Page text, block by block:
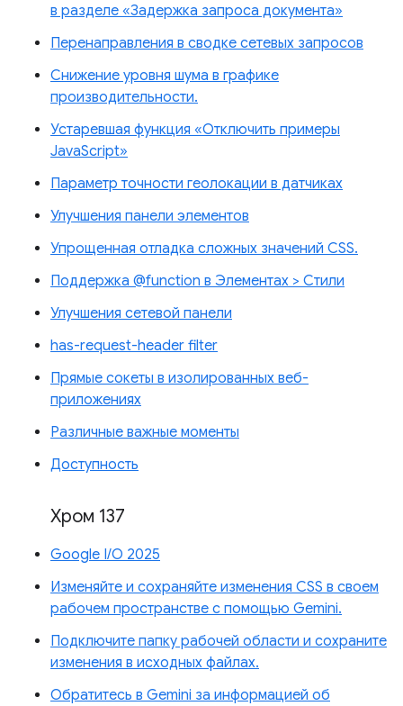
в разделе «Задержка запроса документа»
Перенаправления в сводке сетевых запросов
Снижение уровня шума в графике
производительности.
Устаревшая функция «Отключить примеры
JavaScript»
Параметр точности геолокации в датчиках
Улучшения панели элементов
Упрощенная отладка сложных значений CSS.
Поддержка @function в Элементах > Стили
Улучшения сетевой панели
has-request-header filter
Прямые сокеты в изолированных веб-
приложениях
Различные важные моменты
Доступность
Хром 137
Google I/O 2025
Изменяйте и сохраняйте изменения CSS в своем
рабочем пространстве с помощью Gemini.
Подключите папку рабочей области и сохраните
изменения в исходных файлах.
Обратитесь в Gemini за информацией об